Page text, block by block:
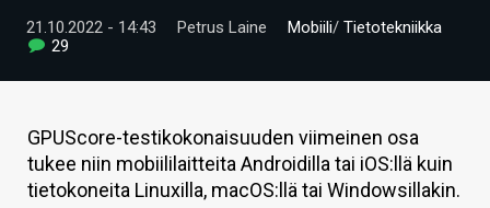
TECHBBS
KAUPPA
21.10.2022 - 14:43 Petrus Laine Mobiili/ Tietotekniikka
29
GPUScore-testikokonaisuuden viimeinen osa
tukee niin mobiililaitteita Androidilla tai iOS:llä kuin
tietokoneita Linuxilla, macOS:llä tai Windowsillakin.